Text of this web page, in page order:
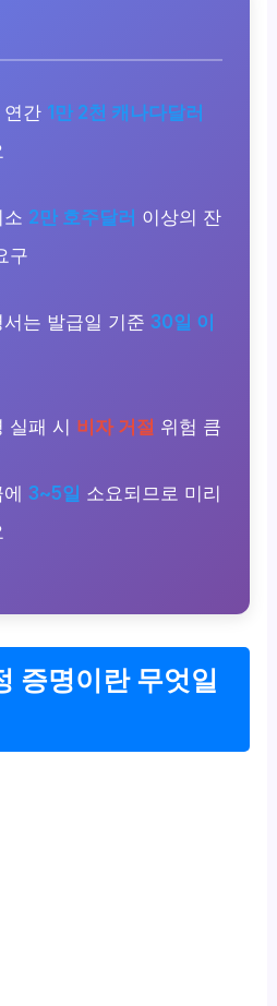
간 1만 2천 캐나다달러
2만 호주달러 이상의 잔
구
는 발급일 기준 30일 이
실패 시 비자 거절 위험 큼
3~5일 소요되므로 미리
증명이란 무엇일